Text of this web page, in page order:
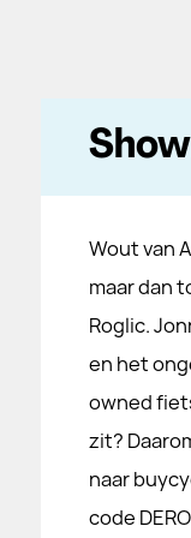
Wout van
maar dan
Roglic.
en het
owned
zit?
naar
code